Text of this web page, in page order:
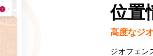
位置
高度なジ
ジオフェン